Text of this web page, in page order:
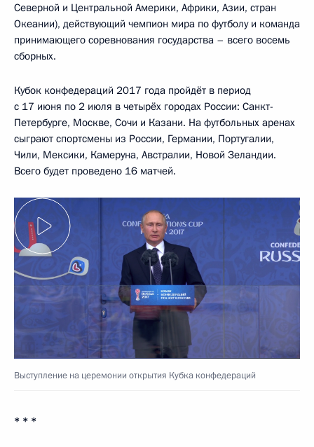
Северной и Центральной Америки, Африки, Азии, стран
Океании), действующий чемпион мира по футболу и команда
принимающего соревнования государства – всего восемь
сборных.
Кубок конфедераций 2017 года пройдёт в период
с 17 июня по 2 июля в четырёх городах России: Санкт-
Петербурге, Москве, Сочи и Казани. На футбольных аренах
сыграют спортсмены из России, Германии, Португалии,
Чили, Мексики, Камеруна, Австралии, Новой Зеландии.
Всего будет проведено 16 матчей.
Выступление на церемонии открытия Кубка конфедераций
* * *